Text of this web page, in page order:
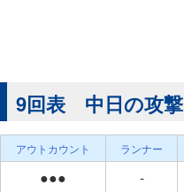
9回表 中日の攻撃
アウトカウント ランナー
●●● -